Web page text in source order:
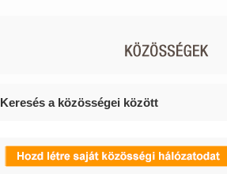
Keresés a közösségei között